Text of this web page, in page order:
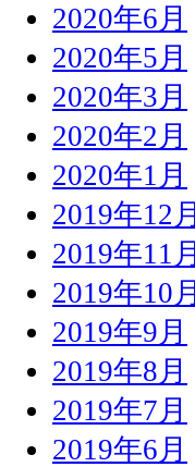
2020年6月
2020年5月
2020年3月
2020年2月
2020年1月
2019年12月
2019年11月
2019年10月
2019年9月
2019年8月
2019年7月
2019年6月